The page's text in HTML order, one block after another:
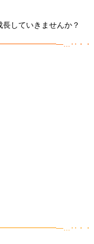
していきませんか？
・・
・・